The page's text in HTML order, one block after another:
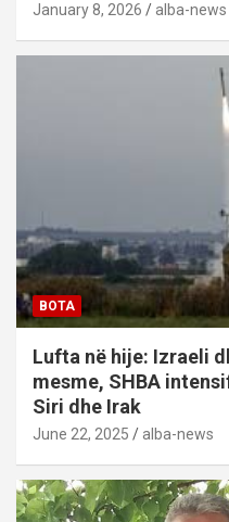
January 8, 2026 alba-news
BOTA
Lufta në hije: Izraeli
mesme, SHBA
Siri dhe Irak
June 22, 2025 alba-news